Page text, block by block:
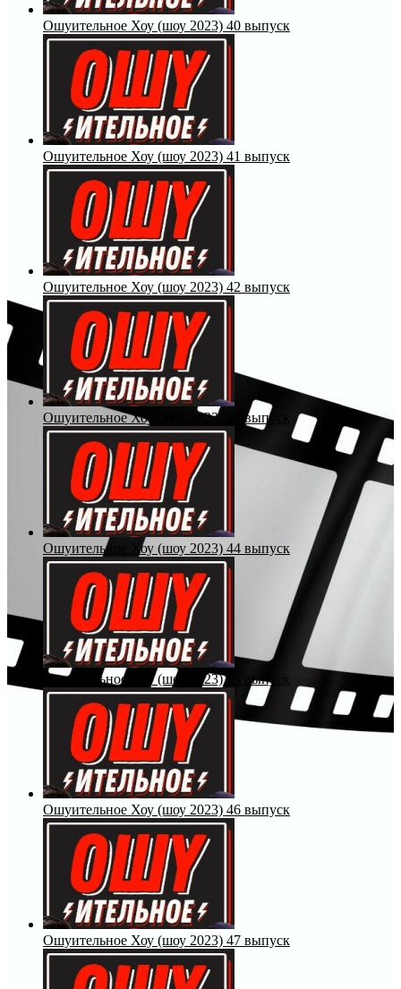
Ошуительное Хоу (шоу 2023) 40 выпуск
Ошуительное Хоу (шоу 2023) 41 выпуск
Ошуительное Хоу (шоу 2023) 42 выпуск
Ошуительное Хоу (шоу 2023) 43 выпуск
Ошуительное Хоу (шоу 2023) 44 выпуск
Ошуительное Хоу (шоу 2023) 45 выпуск
Ошуительное Хоу (шоу 2023) 46 выпуск
Ошуительное Хоу (шоу 2023) 47 выпуск